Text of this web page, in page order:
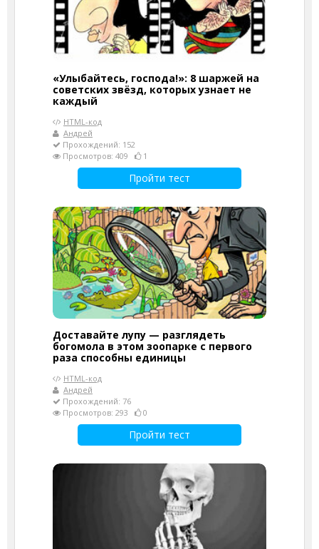
«Улыбайтесь, господа!»: 8 шаржей на
советских звёзд, которых узнает не
каждый
HTML-код
Андрей
Прохождений: 152
Просмотров: 409
1
Пройти тест
Доставайте лупу — разглядеть
богомола в этом зоопарке с первого
раза способны единицы
HTML-код
Андрей
Прохождений: 76
Просмотров: 293
0
Пройти тест